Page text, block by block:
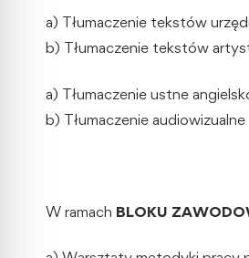
a) Tłumaczenie tekstów
b) Tłumaczenie tekstów
a) Tłumaczenie ustne
b) Tłumaczenie audiowizualne
W ramach BLOKU